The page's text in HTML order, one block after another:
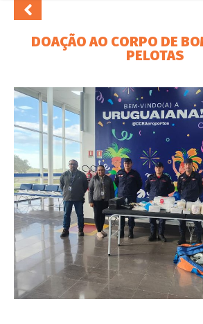
DOAÇÃO AO CORPO DE
PELOTAS